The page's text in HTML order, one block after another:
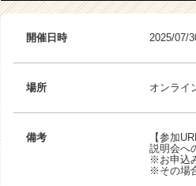
開催日時 2025/07/
場所 オンライ
備考
【参加
説明会へ
※お申込
※その場